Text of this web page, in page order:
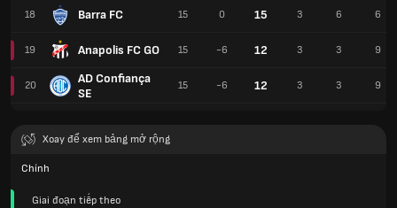
18 Barra FC
19 Anapolis FC GO
20
AD Confiança
SE
15 0 15 3 6 6
15 -6 12 3 3 9
15 -6 12 3 3 9
Xoay để xem bảng mở rộng
Chính
Giai đoạn tiếp theo